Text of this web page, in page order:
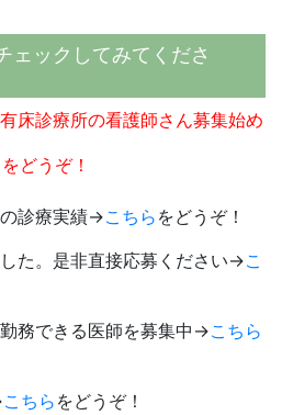
ェックしてみてくださ
床診療所の看護師さん募集始め
をどうぞ！
診療実績→こちら をどうぞ！
た。是非直接応募ください→こ
務できる医師を募集中→こちら
こちら をどうぞ！